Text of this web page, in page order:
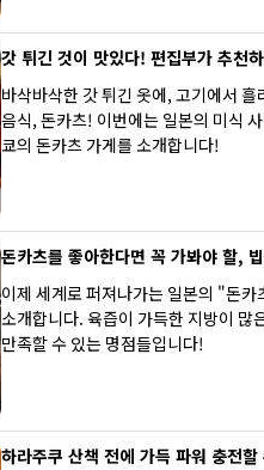
갓 튀긴 것이 맛있다! 편집부가 추천
바삭바삭한 갓 튀긴 옷에, 고기에서
음식, 돈카츠! 이번에는 일본의 미식
쿄의 돈카츠 가게를 소개합니다!
돈카츠를 좋아한다면 꼭 가봐야 할,
이제 세계로 퍼져나가는 일본의 "돈
소개합니다. 육즙이 가득한 지방이 많
만족할 수 있는 명점들입니다!
하라주쿠 산책 전에 가득 파워 충전